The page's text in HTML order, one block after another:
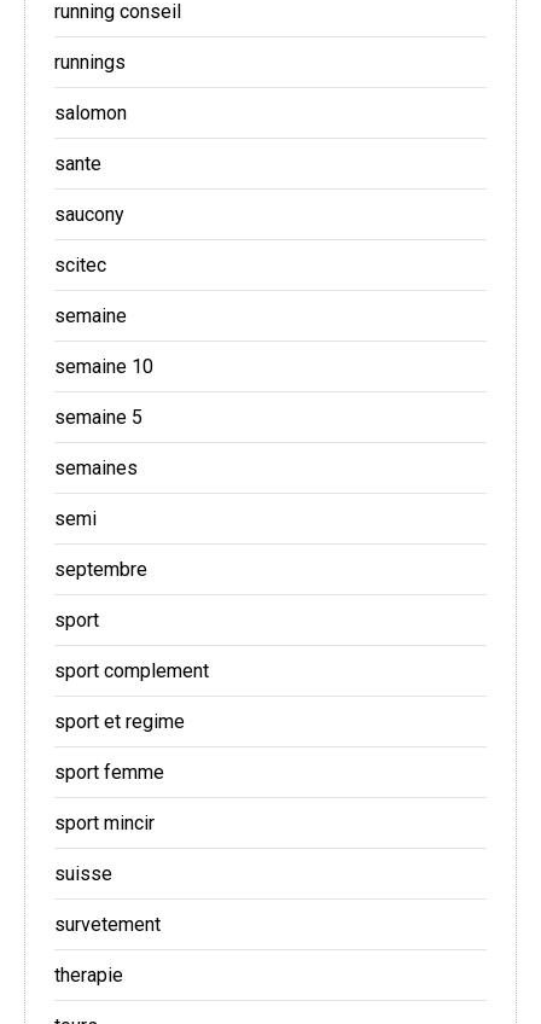
running conseil
runnings
salomon
sante
saucony
scitec
semaine
semaine 10
semaine 5
semaines
semi
septembre
sport
sport complement
sport et regime
sport femme
sport mincir
suisse
survetement
therapie